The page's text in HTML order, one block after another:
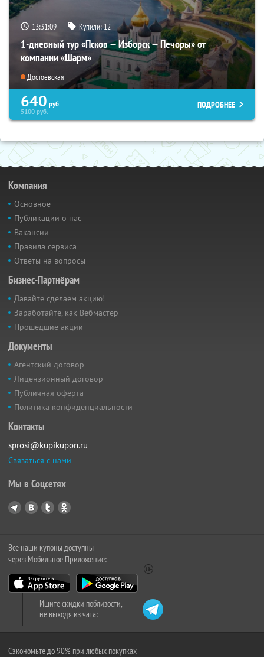
13:31:07 Купили:12
1-дневный тур «Псков — Изборск — Печоры» от
компании «Шарм»
Достоевская
640 руб.
5100руб.
ПОДРОБНЕЕ
Компания
Основное
Публикации о нас
Вакансии
Правила сервиса
Ответы на вопросы
Бизнес-Партнёрам
Давайте сделаем акцию!
Заработайте, как Вебмастер
Прошедшие акции
Документы
Агентский договор
Лицензионный договор
Публичная оферта
Политика конфиденциальности
Контакты
sprosi@kupikupon.ru
Связаться с нами
Мы в Соцсетях
Все наши купоны доступны
через Мобильное Приложение:
Ищите скидки поблизости,
не выходя из чата:
Сэкономьте до 90% при любых покупках